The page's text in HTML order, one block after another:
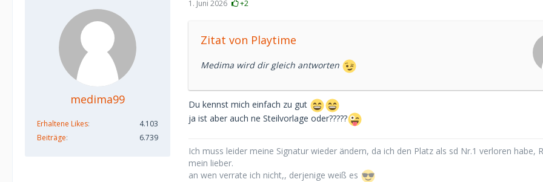
medima99
Erhaltene Likes
4.103
Beiträge
6.739
1. Juni 2026 +2
Zitat von Playtime
Medima wird dir gleich antworten
Du kennst mich einfach zu gut
ja ist aber auch ne Steilvorlage oder?????
Ich muss leider meine Signatur wieder ändern, da ich den Platz als sd Nr.1 verloren habe,
mein lieber.
an wen verrate ich nicht,, derjenige weiß es